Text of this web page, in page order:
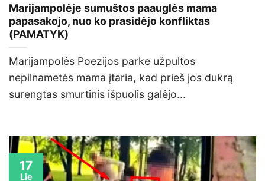
Marijampolėje sumuštos paauglės mama
papasakojo, nuo ko prasidėjo konfliktas
(PAMATYK)
Marijampolės Poezijos parke užpultos
nepilnametės mama įtaria, kad prieš jos dukrą
surengtas smurtinis išpuolis galėjo...
17
Lie